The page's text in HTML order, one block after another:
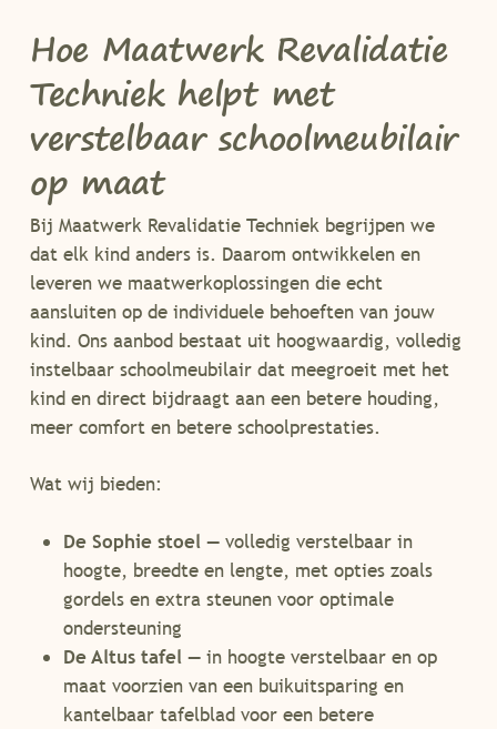
Hoe Maatwerk Revalidatie
Techniek helpt met
verstelbaar schoolmeubilair
op maat
Bij Maatwerk Revalidatie Techniek begrijpen we
dat elk kind anders is. Daarom ontwikkelen en
leveren we maatwerkoplossingen die echt
aansluiten op de individuele behoeften van jouw
kind. Ons aanbod bestaat uit hoogwaardig, volledig
instelbaar schoolmeubilair dat meegroeit met het
kind en direct bijdraagt aan een betere houding,
meer comfort en betere schoolprestaties.
Wat wij bieden:
De Sophie stoel— volledig verstelbaar in
hoogte, breedte en lengte, met opties zoals
gordels en extra steunen voor optimale
ondersteuning
De Altus tafel— in hoogte verstelbaar en op
maat voorzien van een buikuitsparing en
kantelbaar tafelblad voor een betere